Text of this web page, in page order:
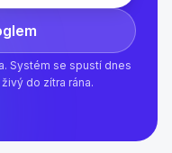
Systém se spustí dnes
do zítra rána.